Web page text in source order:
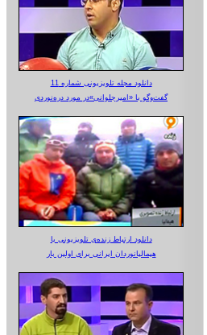
دانلود مجله تلویزیونی شماره 11
گفت‌وگو با «امیرجلوانی»در مورد دره‌نوردی
دانلود ارتباط زنده‌ی تلویزیونی‌ با
هیمالیانوردان ایرانی برای اولین بار